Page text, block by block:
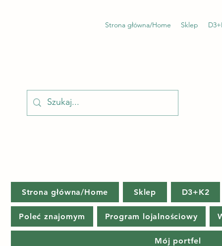
Strona główna/Home Sklep
Strona główna/Home Sklep D3+K2
Poleć znajomym Program lojalnościowy
Mój portfel